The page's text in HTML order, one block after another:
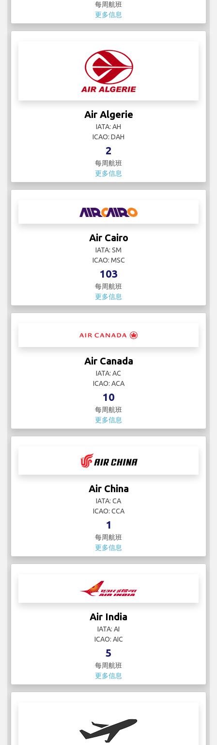
每周航班
更多信息
Air Algerie
IATA: AH
ICAO: DAH
2
每周航班
更多信息
Air Cairo
IATA: SM
ICAO: MSC
103
每周航班
更多信息
Air Canada
IATA: AC
ICAO: ACA
10
每周航班
更多信息
Air China
IATA: CA
ICAO: CCA
1
每周航班
更多信息
Air India
IATA: AI
ICAO: AIC
5
每周航班
更多信息